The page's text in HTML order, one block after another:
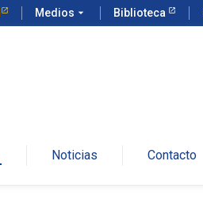
Medios arrow_drop_down Biblioteca
Noticias Contacto